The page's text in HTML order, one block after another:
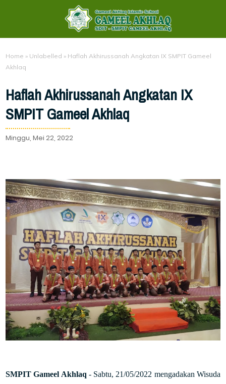
Home » Unlabelled » Haflah Akhirussanah Angkatan IX SMPIT Gameel
Akhlaq
Haflah Akhirussanah Angkatan IX
SMPIT Gameel Akhlaq
Minggu, Mei 22, 2022
SMPIT Gameel Akhlaq - Sabtu, 21/05/2022 mengadakan Wisuda